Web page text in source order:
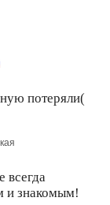
потеряли(
и знакомым!